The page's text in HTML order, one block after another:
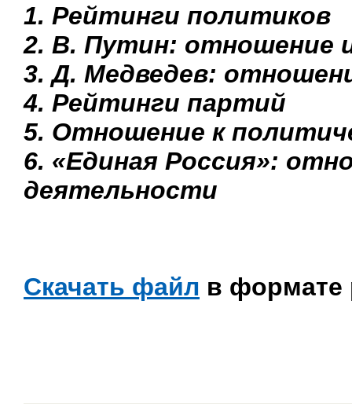
1. Рейтинги политиков
2. В. Путин: отношение
3. Д. Медведев:
4. Рейтинги партий
5. Отношение к
6. «Единая Россия»:
деятельности
Скачать файл в формате